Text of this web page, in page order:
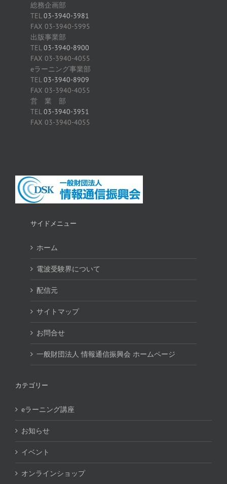
総務企画部
TEL03-3940-3981
FAX 03-3940-5995
出版事業部
TEL03-3940-8900
FAX 03-3940-4055
eラーニング事業部
TEL03-3940-8909
FAX 03-3940-4055
営 業 部
TEL03-3940-3951
FAX 03-3940-4055
サイドメニュー
ホーム
電波受験界について
配信元
サイトマップ
お問合せ
一般財団法人 情報通信振興会 ホームページ
カテゴリー
eラーニング講座
お知らせ
イベント
オンラインショップ